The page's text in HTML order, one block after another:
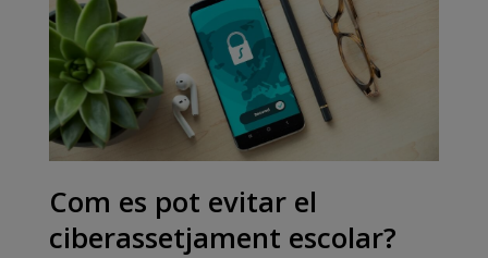
Com es pot evitar el
ciberassetjament escolar?